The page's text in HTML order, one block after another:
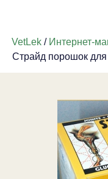
VetLek / Интернет-
Страйд порошок для